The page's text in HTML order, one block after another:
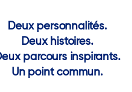
Deux personnalités.
Deux histoires.
parcours inspirants.
Un point commun.